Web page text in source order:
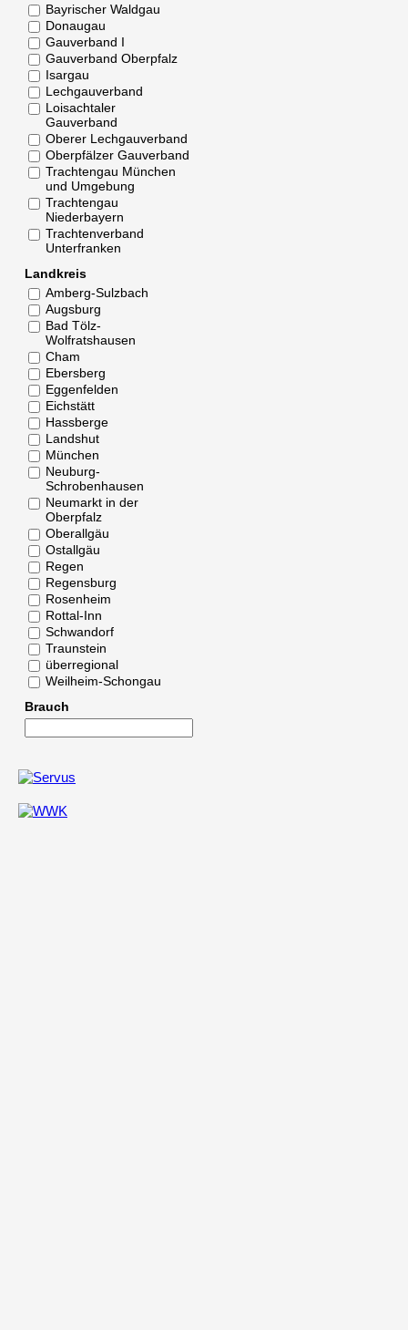
Bayrischer Waldgau
Donaugau
Gauverband I
Gauverband Oberpfalz
Isargau
Lechgauverband
Loisachtaler
Gauverband
Oberer Lechgauverband
Oberpfälzer Gauverband
Trachtengau München
und Umgebung
Trachtengau
Niederbayern
Trachtenverband
Unterfranken
Landkreis
Amberg-Sulzbach
Augsburg
Bad Tölz-
Wolfratshausen
Cham
Ebersberg
Eggenfelden
Eichstätt
Hassberge
Landshut
München
Neuburg-
Schrobenhausen
Neumarkt in der
Oberpfalz
Oberallgäu
Ostallgäu
Regen
Regensburg
Rosenheim
Rottal-Inn
Schwandorf
Traunstein
überregional
Weilheim-Schongau
Brauch